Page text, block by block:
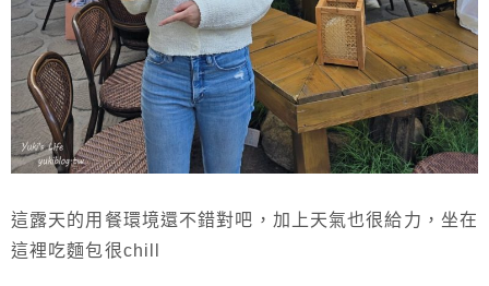
這露天的用餐環境還不錯對吧，加上天氣也很給力，坐在
這裡吃麵包很chill